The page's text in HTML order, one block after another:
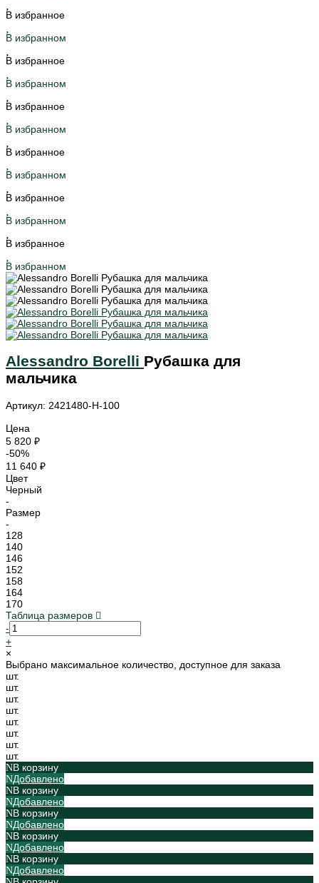
В избранное
В избранном
В избранное
В избранном
В избранное
В избранном
В избранное
В избранном
В избранное
В избранном
В избранное
В избранном
Alessandro Borelli Рубашка для
мальчика
Артикул: 2421480-H-100
Цена
5 820 ₽
-50%
11 640 ₽
Цвет
Черный
-
Размер
-
128
140
146
152
158
164
170
Таблица размеров
-
+
×
Выбрано максимальное количество, доступное для заказа
шт.
шт.
шт.
шт.
шт.
шт.
шт.
шт.
В корзину
Добавлено
В корзину
Добавлено
В корзину
Добавлено
В корзину
Добавлено
В корзину
Добавлено